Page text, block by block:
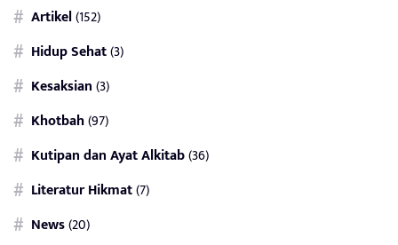
Artikel(152)
Hidup Sehat(3)
Kesaksian(3)
Khotbah(97)
Kutipan dan Ayat Alkitab(36)
Literatur Hikmat(7)
News(20)